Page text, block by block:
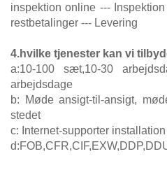
inspektion online ---
restbetalinger --- Levering
4.hvilke tjenester kan vi
a:10-100 sæt,10-30
arbejdsdage
b: Møde ansigt-til-ansigt,
stedet
c: Internet-supporter installation